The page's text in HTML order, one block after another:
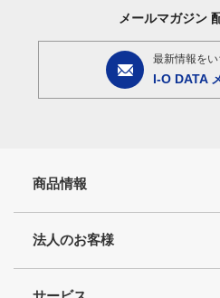
メールマガジン
最新情報をい
I-O DATA
商品情報
法人のお客様